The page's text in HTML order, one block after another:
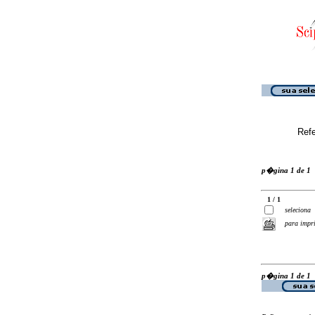
p�gina 1 de 1
1 / 1
seleciona
para
p�gina 1 de 1